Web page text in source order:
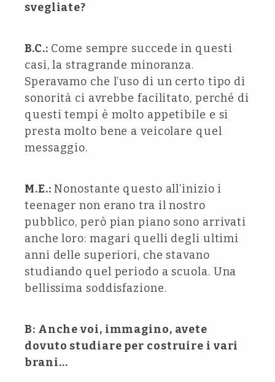
svegliate?
B.C.: Come sempre succede in questi
casi, la stragrande minoranza.
Speravamo che l’uso di un certo tipo di
sonorità ci avrebbe facilitato, perché di
questi tempi è molto appetibile e si
presta molto bene a veicolare quel
messaggio.
M.E.: Nonostante questo all’inizio i
teenager non erano tra il nostro
pubblico, però pian piano sono arrivati
anche loro: magari quelli degli ultimi
anni delle superiori, che stavano
studiando quel periodo a scuola. Una
bellissima soddisfazione.
B: Anche voi, immagino, avete
dovuto studiare per costruire i vari
brani…